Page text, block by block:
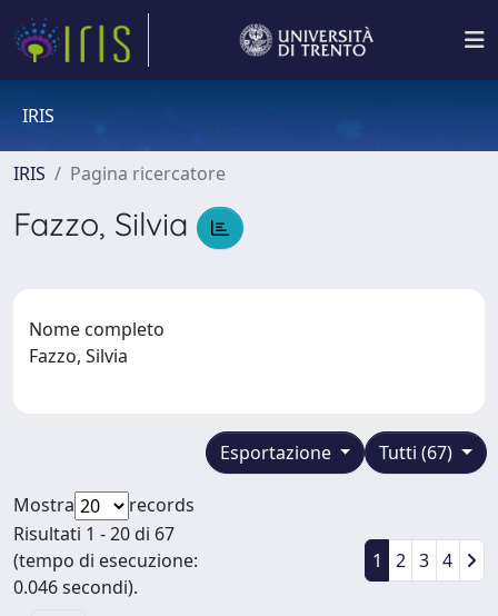
IRIS
IRIS Pagina ricercatore
Fazzo, Silvia
Nome completo
Fazzo, Silvia
Tutti (67)
Esportazione
Mostra
records
Risultati 1 - 20 di 67
(tempo di esecuzione:
0.046 secondi).
1 2 3 4